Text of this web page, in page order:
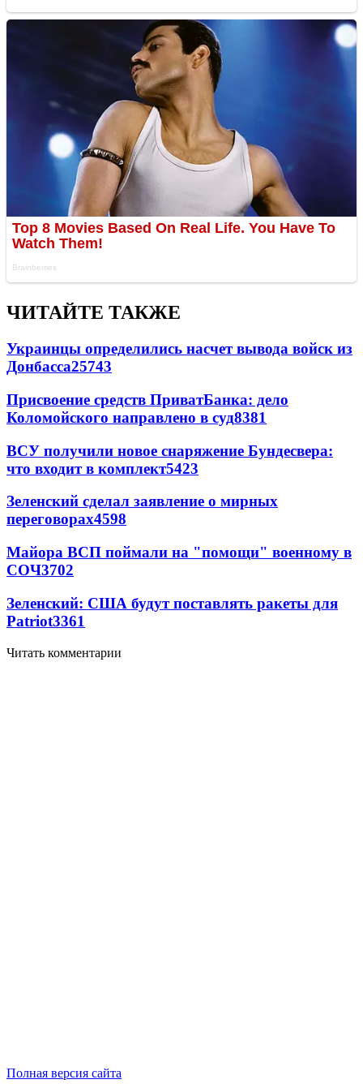
ЧИТАЙТЕ ТАКЖЕ
Украинцы определились насчет вывода войск из
Донбасса25743
Присвоение средств ПриватБанка: дело
Коломойского направлено в суд8381
ВСУ получили новое снаряжение Бундесвера:
что входит в комплект5423
Зеленский сделал заявление о мирных
переговорах4598
Майора ВСП поймали на "помощи" военному в
СОЧ3702
Зеленский: США будут поставлять ракеты для
Patriot3361
Читать комментарии
Полная версия сайта